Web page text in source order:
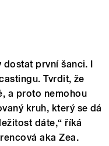
první šanci. I
Tvrdit, že
a proto nemohou
kruh, který se dá
dáte,“ říká
aka Zea.